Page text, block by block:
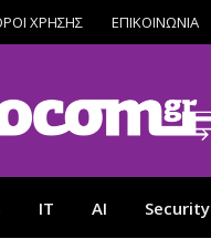
ΧΡΗΣΗΣ ΕΠΙΚΟΙΝΩΝΙΑ
IT AI Security